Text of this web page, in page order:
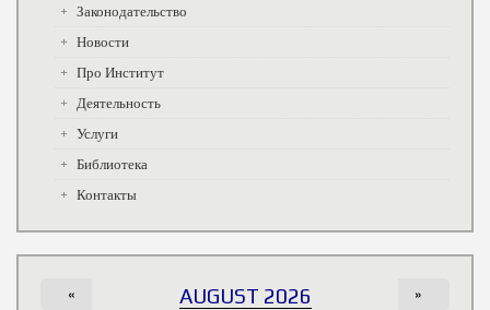
Законодательство
Новости
Про Институт
Деятельность
Услуги
Библиотека
Контакты
AUGUST 2026
« »